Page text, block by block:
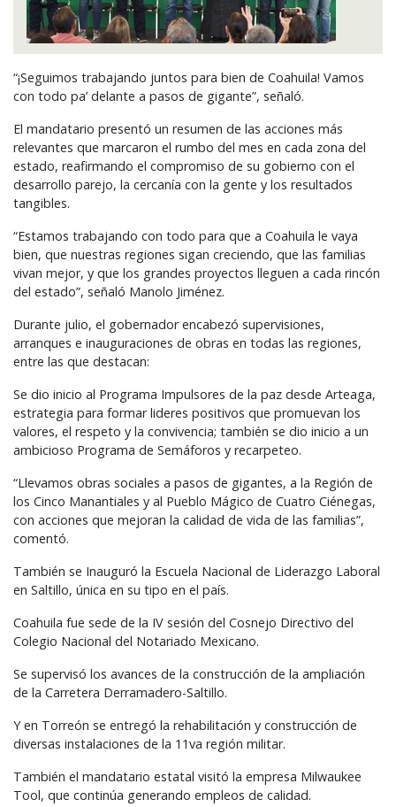
“¡Seguimos trabajando juntos para bien de Coahuila! Vamos
con todo pa’ delante a pasos de gigante”, señaló.
El mandatario presentó un resumen de las acciones más
relevantes que marcaron el rumbo del mes en cada zona del
estado, reafirmando el compromiso de su gobierno con el
desarrollo parejo, la cercanía con la gente y los resultados
tangibles.
“Estamos trabajando con todo para que a Coahuila le vaya
bien, que nuestras regiones sigan creciendo, que las familias
vivan mejor, y que los grandes proyectos lleguen a cada rincón
del estado”, señaló Manolo Jiménez.
Durante julio, el gobernador encabezó supervisiones,
arranques e inauguraciones de obras en todas las regiones,
entre las que destacan:
Se dio inicio al Programa Impulsores de la paz desde Arteaga,
estrategia para formar lideres positivos que promuevan los
valores, el respeto y la convivencia; también se dio inicio a un
ambicioso Programa de Semáforos y recarpeteo.
“Llevamos obras sociales a pasos de gigantes, a la Región de
los Cinco Manantiales y al Pueblo Mágico de Cuatro Ciénegas,
con acciones que mejoran la calidad de vida de las familias”,
comentó.
También se Inauguró la Escuela Nacional de Liderazgo Laboral
en Saltillo, única en su tipo en el país.
Coahuila fue sede de la IV sesión del Cosnejo Directivo del
Colegio Nacional del Notariado Mexicano.
Se supervisó los avances de la construcción de la ampliación
de la Carretera Derramadero-Saltillo.
Y en Torreón se entregó la rehabilitación y construcción de
diversas instalaciones de la 11va región militar.
También el mandatario estatal visitó la empresa Milwaukee
Tool, que continúa generando empleos de calidad.